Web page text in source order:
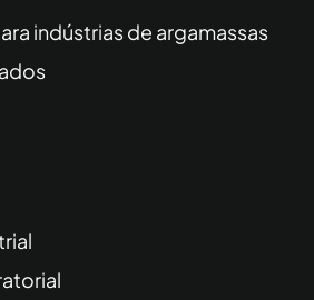
indústrias de argamassas